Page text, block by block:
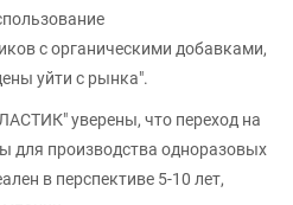
с органическими добавками,
уйти с рынка".
уверены, что переход на
для производства одноразовых
в перспективе 5-10 лет,